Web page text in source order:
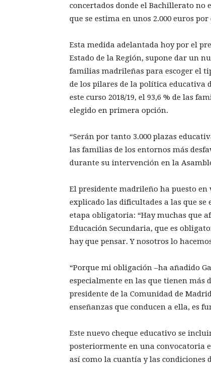
concertados donde el Bachillerato no
que se estima en unos 2.000 euros por
Esta medida adelantada hoy por el
Estado de la Región, supone dar un
familias madrileñas para escoger el
de los pilares de la política educativa
este curso 2018/19, el 93,6 % de las
elegido en primera opción.
“Serán por tanto 3.000 plazas
las familias de los entornos más
durante su intervención en la
El presidente madrileño ha puesto
explicado las dificultades a las que
etapa obligatoria: “Hay muchas que
Educación Secundaria, que es
hay que pensar. Y nosotros lo
“Porque mi obligación –ha añadido
especialmente en las que tienen más
presidente de la Comunidad de
enseñanzas que conducen a ella, es
Este nuevo cheque educativo se
posteriormente en una convocatoria
así como la cuantía y las condiciones